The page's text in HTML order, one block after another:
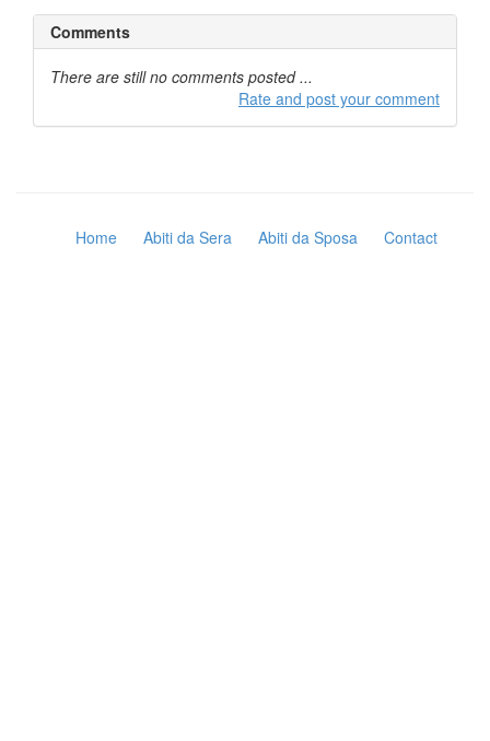
Comments
There are still no comments posted ...
Rate and post your comment
Home Abiti da Sera Abiti da Sposa Contact